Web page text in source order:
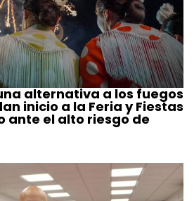
alternativa a los fuegos
inicio a la Feria y Fiestas
ante el alto riesgo de